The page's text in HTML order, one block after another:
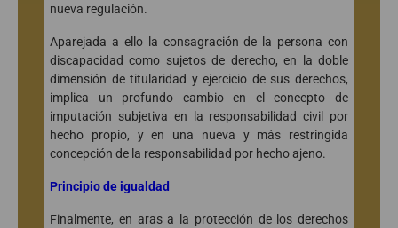
nueva regulación.
Aparejada a ello la consagración de la persona con
discapacidad como sujetos de derecho, en la doble
dimensión de titularidad y ejercicio de sus derechos,
implica un profundo cambio en el concepto de
imputación subjetiva en la responsabilidad civil por
hecho propio, y en una nueva y más restringida
concepción de la responsabilidad por hecho ajeno.
Principio de igualdad
Finalmente, en aras a la protección de los derechos